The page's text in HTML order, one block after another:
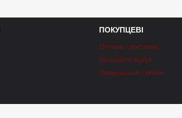
ПОКУПЦЕВІ
Оплата і доставка
Залишити відгук
Повернення і обмін